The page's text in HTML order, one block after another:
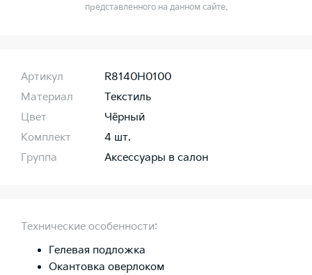
представленного на данном сайте.
Артикул
R8140H0100
Материал
Текстиль
Цвет
Чёрный
Комплект
4 шт.
Группа
Аксессуары в салон
Технические особенности:
Гелевая подложка
Окантовка оверлоком